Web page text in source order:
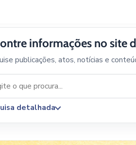
informações no site
publicações, atos, notícias e
detalhada